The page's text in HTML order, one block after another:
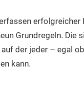
Grundregeln. Die
der jeder – egal
kann.